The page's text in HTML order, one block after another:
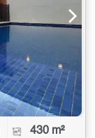
430 m²